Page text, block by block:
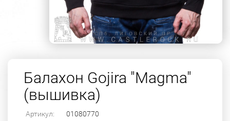
Балахон Gojira "Magma"
(вышивка)
Артикул: 01080770